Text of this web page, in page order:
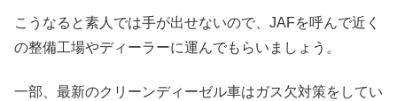
こうなると素人では手が出せないので、JAFを呼んで近く
の整備工場やディーラーに運んでもらいましょう。
一部、最新のクリーンディーゼル車はガス欠対策をしてい